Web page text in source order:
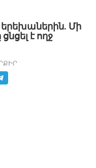
երեխաներին. Մի
է ողջ